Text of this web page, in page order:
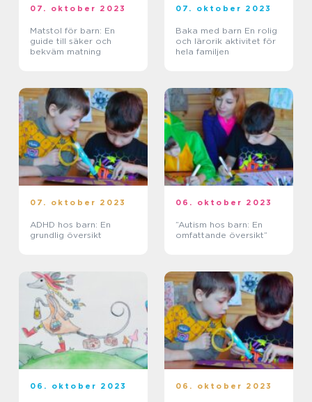
07. oktober 2023
Matstol för barn: En
guide till säker och
bekväm matning
07. oktober 2023
Baka med barn En rolig
och lärorik aktivitet för
hela familjen
07. oktober 2023
ADHD hos barn: En
grundlig översikt
06. oktober 2023
”Autism hos barn: En
omfattande översikt”
06. oktober 2023 06. oktober 2023